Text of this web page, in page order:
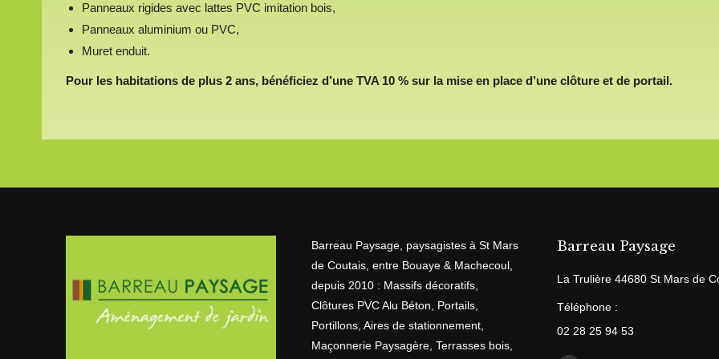
Panneaux rigides avec lattes PVC imitation bois,
Panneaux aluminium ou PVC,
Muret enduit.
Pour les habitations de plus 2 ans, bénéficiez d’une TVA 10 % sur la mise en place d’une clôture et de portail.
Barreau Paysage, paysagistes à St Mars
de Coutais, entre Bouaye & Machecoul,
depuis 2010 : Massifs décoratifs,
Clôtures PVC Alu Béton, Portails,
Portillons, Aires de stationnement,
Maçonnerie Paysagère, Terrasses bois,
Barreau Paysage
La Trulière 44680 St Mars de
Téléphone :
02 28 25 94 53